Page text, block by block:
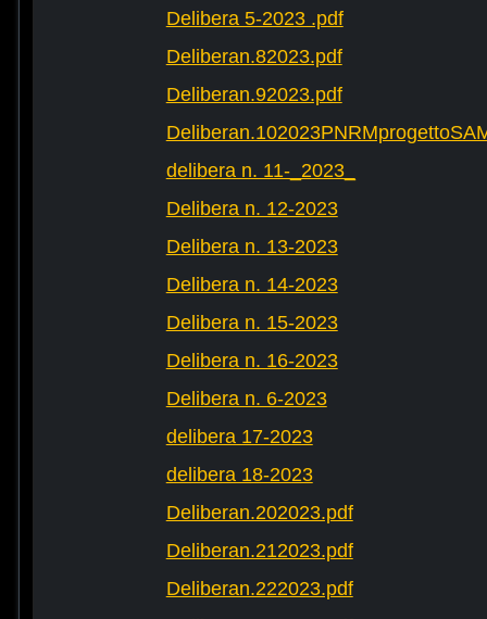
Delibera 5-2023 .pdf
Deliberan.82023.pdf
Deliberan.92023.pdf
delibera n. 11-_2023_
Delibera n. 12-2023
Delibera n. 13-2023
Delibera n. 14-2023
Delibera n. 15-2023
Delibera n. 16-2023
Delibera n. 6-2023
delibera 17-2023
delibera 18-2023
Deliberan.202023.pdf
Deliberan.212023.pdf
Deliberan.222023.pdf